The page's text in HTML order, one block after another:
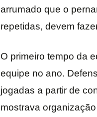
arrumado que o
repetidas, devem
O primeiro tempo da
equipe no ano.
jogadas a partir de
mostrava